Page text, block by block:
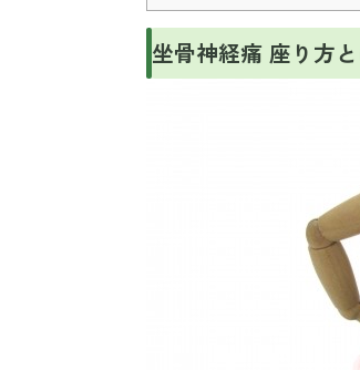
坐骨神経痛 座り方